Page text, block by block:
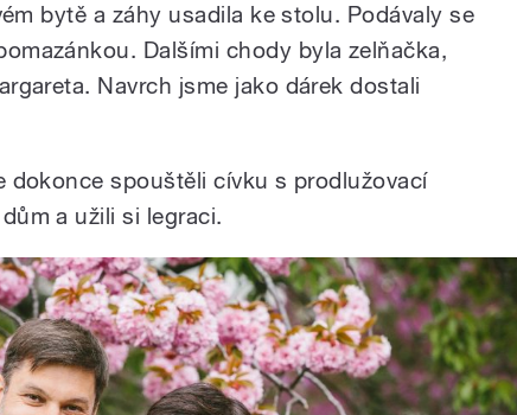
bytě a záhy usadila ke stolu. Podávaly se
Dalšími chody byla zelňačka,
Navrch jsme jako dárek dostali
dokonce spouštěli cívku s prodlužovací
a užili si legraci.